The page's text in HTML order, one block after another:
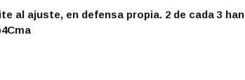
al ajuste, en defensa propia. 2 de cada 3 han